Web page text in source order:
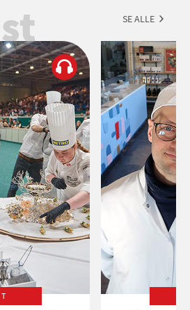
SE ALLE